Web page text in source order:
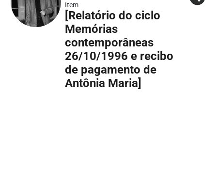
Item
[Relatório do ciclo
Memórias
contemporâneas
26/10/1996 e recibo
de pagamento de
Antônia Maria]